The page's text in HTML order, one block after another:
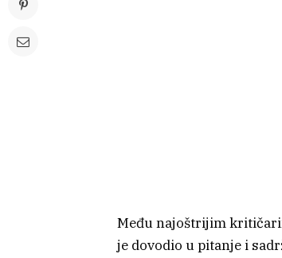
Među najoštrijim
je dovodio u pitanje i